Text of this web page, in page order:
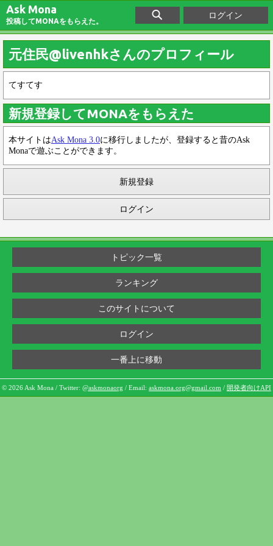
Ask Mona
投稿してMONAをもらえた。
ログイン
元住民@livenhkさんのプロフィール
てすてす
新規登録してMONAをもらえた
本サイトはAsk Mona 3.0に移行しましたが、登録すると昔のAsk
Monaで遊ぶことができます。
新規登録
ログイン
トピック一覧
ランキング
このサイトについて
ログイン
一番上に移動
© 2026 Ask Mona / Twitter: @askmonaorg / Email: askmona.org@gmail.com / 開発者向けAPI